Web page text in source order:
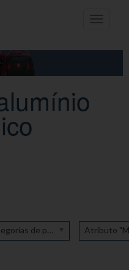
Toggle
Categorias de produto